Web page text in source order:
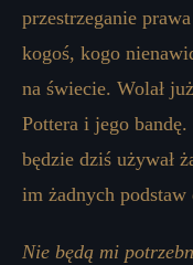
przestrzeganie
kogoś, kogo
na świecie. Wolał
Pottera i jego
będzie dziś używał
im żadnych podstaw
Nie będą mi